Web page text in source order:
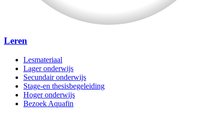
Leren
Lesmateriaal
Lager onderwijs
Secundair onderwijs
Stage-en thesisbegeleiding
Hoger onderwijs
Bezoek Aquafin